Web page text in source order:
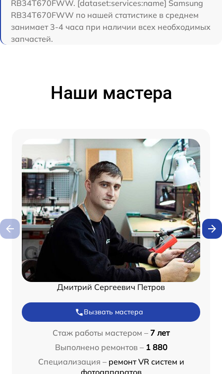
RB34T670FWW. [dataset:services:name] Samsung
RB34T670FWW по нашей статистике в среднем
занимает 3-4 часа при наличии всех необходимых
запчастей.
Наши мастера
Дмитрий Сергеевич Петров
Вызвать мастера
Стаж работы мастером – 7 лет
Выполнено ремонтов – 1 880
Специализация – ремонт VR систем и